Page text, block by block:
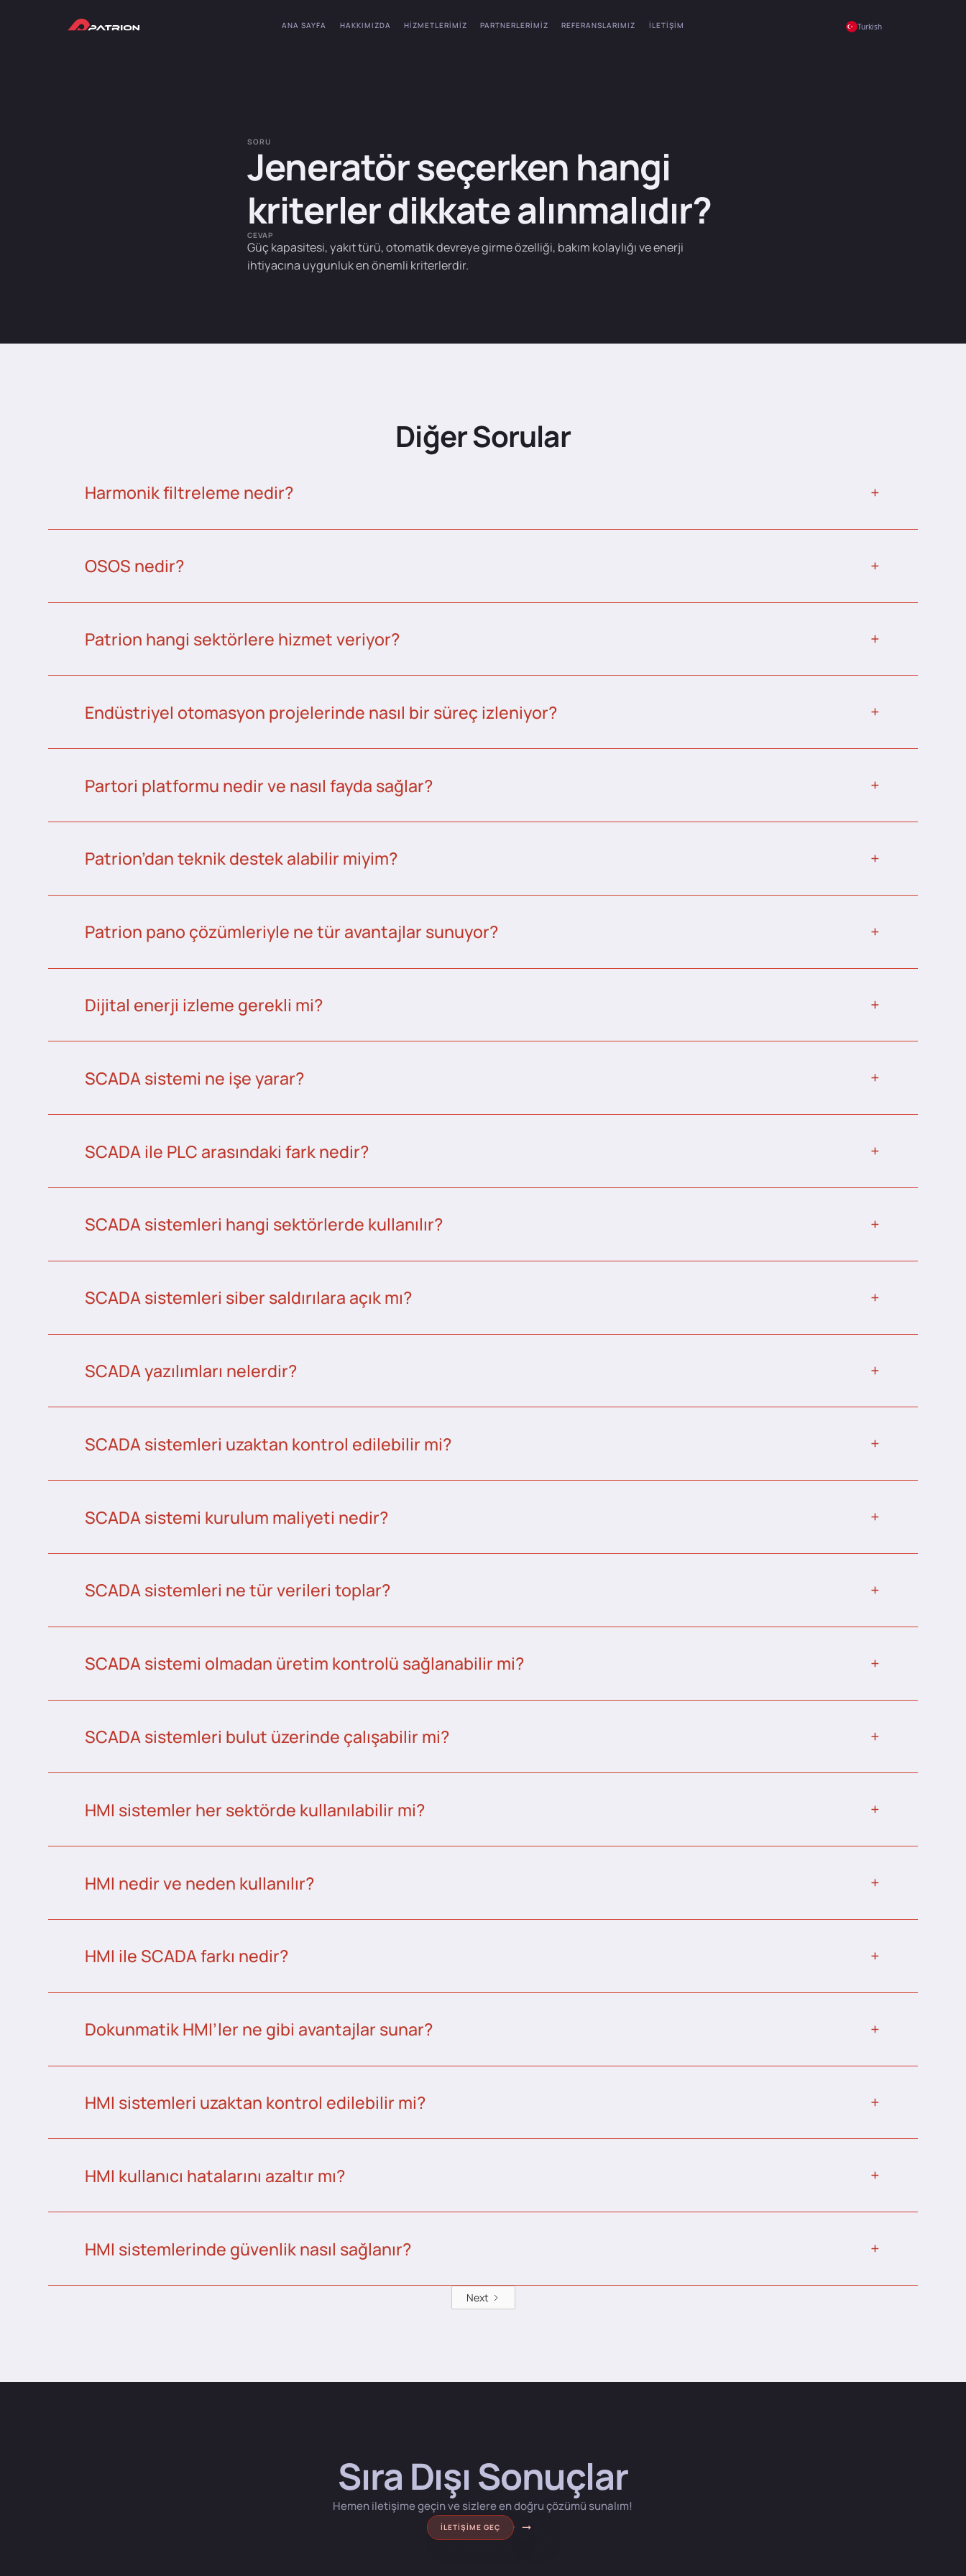
ANA SAYFA HAKKIMIZDA HIZMETLERIMIZ PARTNERLERIMIZ REFERANSLARIMIZ İLETIŞIM Turkish
SORU
Jeneratör seçerken hangi
kriterler dikkate alınmalıdır?
CEVAP
Güç kapasitesi, yakıt türü, otomatik devreye girme özelliği, bakım kolaylığı ve enerji
ihtiyacına uygunluk en önemli kriterlerdir.
Diğer Sorular
Harmonik filtreleme nedir?
OSOS nedir?
Patrion hangi sektörlere hizmet veriyor?
Endüstriyel otomasyon projelerinde nasıl bir süreç izleniyor?
Partori platformu nedir ve nasıl fayda sağlar?
Patrion’dan teknik destek alabilir miyim?
Patrion pano çözümleriyle ne tür avantajlar sunuyor?
Dijital enerji izleme gerekli mi?
SCADA sistemi ne işe yarar?
SCADA ile PLC arasındaki fark nedir?
SCADA sistemleri hangi sektörlerde kullanılır?
SCADA sistemleri siber saldırılara açık mı?
SCADA yazılımları nelerdir?
SCADA sistemleri uzaktan kontrol edilebilir mi?
SCADA sistemi kurulum maliyeti nedir?
SCADA sistemleri ne tür verileri toplar?
SCADA sistemi olmadan üretim kontrolü sağlanabilir mi?
SCADA sistemleri bulut üzerinde çalışabilir mi?
HMI sistemler her sektörde kullanılabilir mi?
HMI nedir ve neden kullanılır?
HMI ile SCADA farkı nedir?
Dokunmatik HMI’ler ne gibi avantajlar sunar?
HMI sistemleri uzaktan kontrol edilebilir mi?
HMI kullanıcı hatalarını azaltır mı?
HMI sistemlerinde güvenlik nasıl sağlanır?
Next
Sıra Dışı Sonuçlar
Hemen iletişime geçin ve sizlere en doğru çözümü sunalım!
İLETIŞIME GEÇ